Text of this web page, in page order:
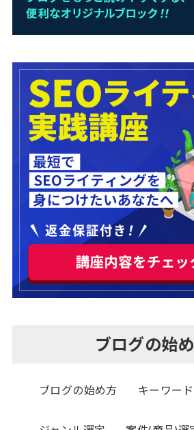
ブログの始
ブログの始め方 キーワー